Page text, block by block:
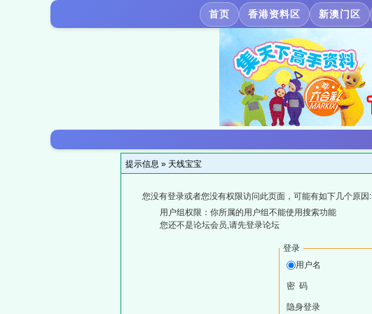
首页 香港资料区 新澳门区
提示信息 » 天线宝宝
您没有登录或者您没有权限访问此页面，可能有如下几个原因:
用户组权限：你所属的用户组不能使用搜索功能
您还不是论坛会员,请先登录论坛
登录
用户名
密 码
隐身登录